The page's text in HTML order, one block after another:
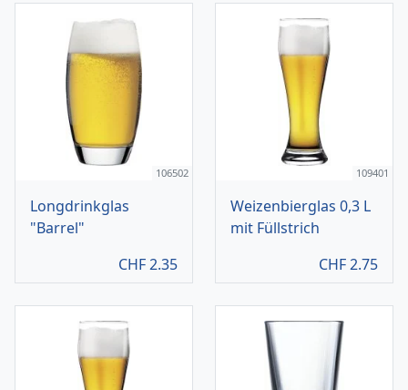
106502
Longdrinkglas
"Barrel"
CHF2.35
109401
Weizenbierglas 0,3 L
mit Füllstrich
CHF2.75